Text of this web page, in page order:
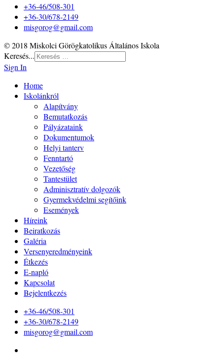
+36-46/508-301
+36-30/678-2149
misgorog@gmail.com
© 2018 Miskolci Görögkatolikus Általános Iskola
Keresés...
Sign In
Home
Iskolánkról
Alapítvány
Bemutatkozás
Pályázataink
Dokumentumok
Helyi tanterv
Fenntartó
Vezetőség
Tantestület
Adminisztratív dolgozók
Gyermekvédelmi segítőink
Események
Híreink
Beiratkozás
Galéria
Versenyeredményeink
Étkezés
E-napló
Kapcsolat
Bejelentkezés
+36-46/508-301
+36-30/678-2149
misgorog@gmail.com